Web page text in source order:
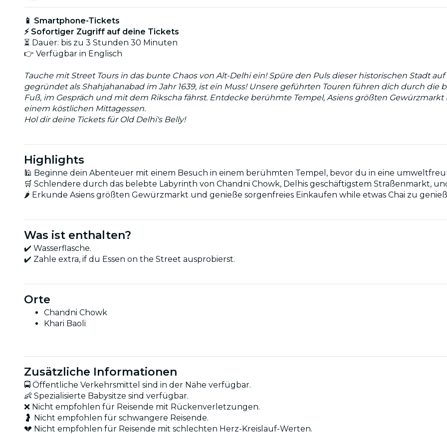
📱 Smartphone-Tickets
⚡ Sofortiger Zugriff auf deine Tickets
⏳ Dauer: bis zu 3 Stunden 30 Minuten
👉 Verfügbar in Englisch
Tauche mit Street Tours in das bunte Chaos von Alt-Delhi ein! Spüre den Puls dieser historischen Stadt
gegründet als Shahjahanabad im Jahr 1639, ist ein Muss! Unsere geführten Touren führen dich durch die
Fuß, im Gespräch und mit dem Rikscha fährst. Entdecke berühmte Tempel, Asiens größten
einem köstlichen Mittagessen.
Hol dir deine Tickets für Old Delhi's Belly!
Highlights
🕌 Beginne dein Abenteuer mit einem Besuch in einem berühmten Tempel, bevor du in eine
🛒 Schlendere durch das belebte Labyrinth von Chandni Chowk, Delhis geschäftigstem Straßenmarkt,
🌶️ Erkunde Asiens größten Gewürzmarkt und genieße sorgenfreies Einkaufen while etwas Chai zu
Was ist enthalten?
✔️ Wasserflasche.
✔️ Zahle extra, if du Essen on the Street ausprobierst.
Orte
Chandni Chowk
Khari Baoli
Zusätzliche Informationen
🚍 Öffentliche Verkehrsmittel sind in der Nähe verfügbar.
👶 Spezialisierte Babysitze sind verfügbar.
❌ Nicht empfohlen für Reisende mit Rückenverletzungen.
🤰 Nicht empfohlen für schwangere Reisende.
💔 Nicht empfohlen für Reisende mit schlechten Herz-Kreislauf-Werten.